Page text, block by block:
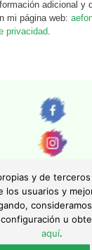
adicional y
mi página web:
privacidad.
Todas las imágenes y
totalmente prohibida
Política de privacidad
y de
los usuarios y
u
aquí.